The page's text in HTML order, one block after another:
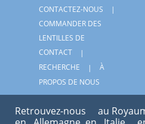
CONTACTEZ-NOUS
COMMANDER DES
LENTILLES DE
CONTACT
RECHERCHE
À
PROPOS DE NOUS
Retrouvez-nous au